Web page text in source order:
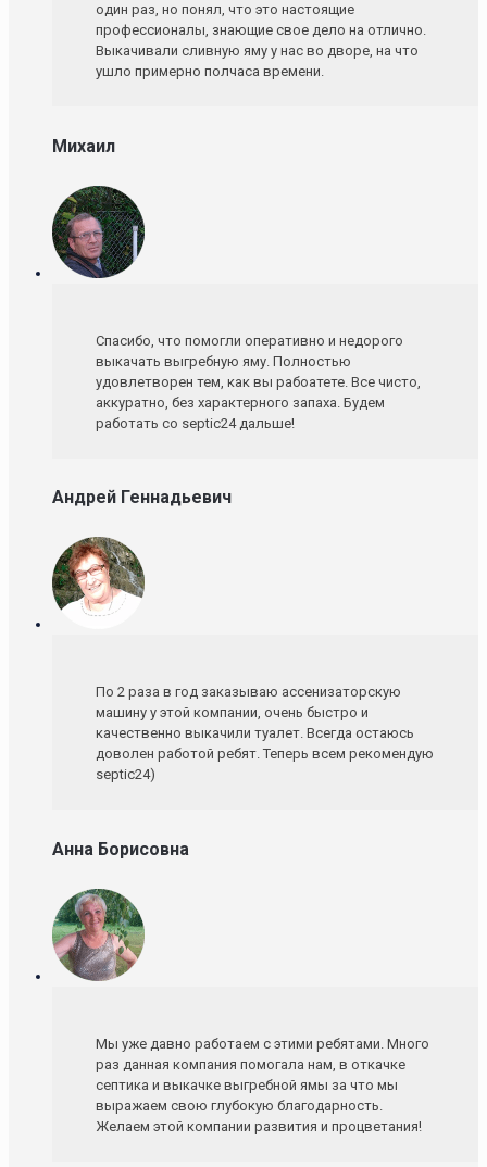
один раз, но понял, что это настоящие
профессионалы, знающие свое дело на отлично.
Выкачивали сливную яму у нас во дворе, на что
ушло примерно полчаса времени.
Михаил
Спасибо, что помогли оперативно и недорого
выкачать выгребную яму. Полностью
удовлетворен тем, как вы рабоатете. Все чисто,
аккуратно, без характерного запаха. Будем
работать со septic24 дальше!
Андрей Геннадьевич
По 2 раза в год заказываю ассенизаторскую
машину у этой компании, очень быстро и
качественно выкачили туалет. Всегда остаюсь
доволен работой ребят. Теперь всем рекомендую
septic24)
Анна Борисовна
Мы уже давно работаем с этими ребятами. Много
раз данная компания помогала нам, в откачке
септика и выкачке выгребной ямы за что мы
выражаем свою глубокую благодарность.
Желаем этой компании развития и процветания!